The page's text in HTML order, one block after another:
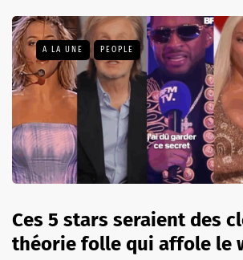
A LA UNE PEOPLE
Ces 5 stars seraient des
théorie folle qui affole le